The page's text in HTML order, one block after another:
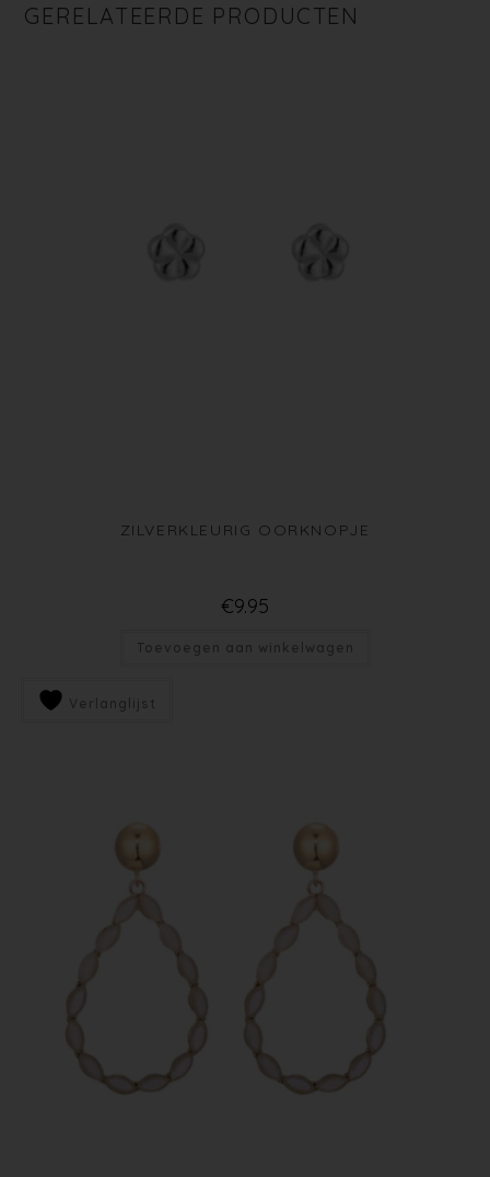
GERELATEERDE PRODUCTEN
ZILVERKLEURIG OORKNOPJE
€9.95
Toevoegen aan winkelwagen
Verlanglijst